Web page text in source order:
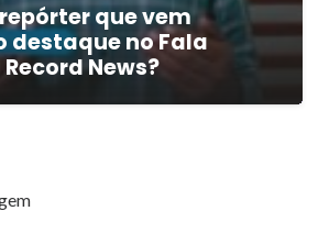
que vem
destaque no Fala
News?